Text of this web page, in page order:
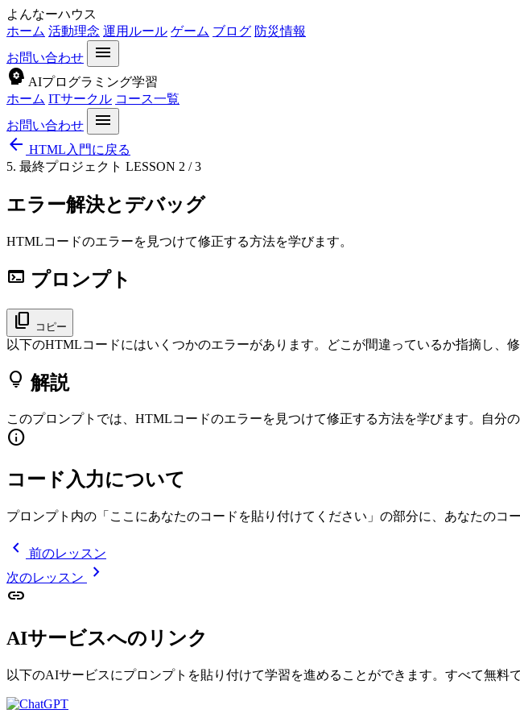
よんなーハウス
ホーム 活動理念 運用ルール ゲーム ブログ 防災情報
お問い合わせ
menu
psychology AIプログラミング学習
ホーム ITサークル コース一覧
お問い合わせ
menu
arrow_back HTML入門に戻る
5. 最終プロジェクト LESSON 2 / 3
エラー解決とデバッグ
HTMLコードのエラーを見つけて修正する方法を学びます。
terminal プロンプト
content_copy コピー
以下のHTMLコードにはいくつかのエラーがあります。どこが間違っているか指摘し
lightbulb 解説
このプロンプトでは、HTMLコードのエラーを見つけて修正する方法を学びます。自分
info
コード入力について
プロンプト内の「 ここにあなたのコードを貼り付けてください 」の部分に、あなたのコ
chevron_left
前のレッスン
次のレッスン
chevron_right
link
AIサービスへのリンク
以下のAIサービスにプロンプトを貼り付けて学習を進めることができます。すべて無料